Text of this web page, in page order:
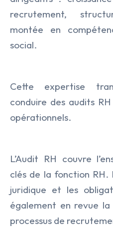
recrutement,
montée en
social.
Cette expertise
conduire des audits
opérationnels.
L’Audit RH couvre
clés de la fonction
juridique et les
également en revue
processus de